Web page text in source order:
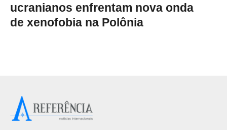
ucranianos enfrentam nova onda
de xenofobia na Polônia